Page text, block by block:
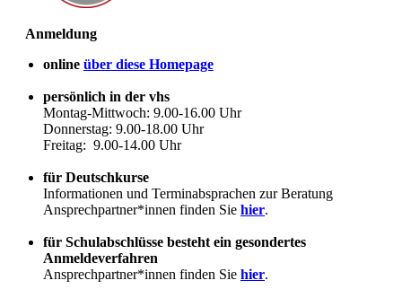
Anmeldung
online über diese Homepage
persönlich in der vhs
Montag-Mittwoch: 9.00-16.00 Uhr
Donnerstag: 9.00-18.00 Uhr
Freitag: 9.00-14.00 Uhr
für Deutschkurse
Informationen und Terminabsprachen zur Beratung
Ansprechpartner*innen finden Sie hier.
für Schulabschlüsse besteht ein gesondertes
Anmeldeverfahren
Ansprechpartner*innen finden Sie hier.